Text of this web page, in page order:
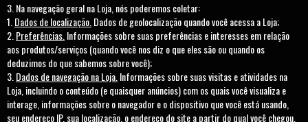
Na navegação geral na Loja, nós poderemos coletar:
Dados de localização. Dados de geolocalização quando você acessa a Loja;
Preferências. Informações sobre suas preferências e interesses em relação
aos produtos/serviços (quando você nos diz o que eles são ou quando os
deduzimos do que sabemos sobre você);
Dados de navegação na Loja. Informações sobre suas visitas e atividades na
Loja, incluindo o conteúdo (e quaisquer anúncios) com os quais você visualiza e
interage, informações sobre o navegador e o dispositivo que você está usando,
seu endereço IP, sua localização, o endereço do site a partir do qual você chegou.